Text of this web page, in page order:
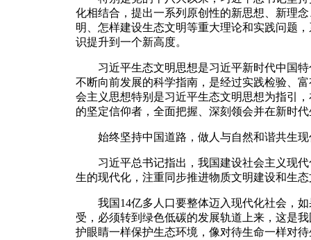
化相结合，提出一系列原创性的新思想、新理
明、怎样建设生态文明等重大理论和实践问题
识提升到一个新高度。
习近平生态文明思想是习近平新时代中国特
不断向前发展的科学指南，是经过实践检验、
会主义思想特别是习近平生态文明思想为指引
的坚定信仰者，全面把握、深刻领会并在新时
始终坚持中国道路，做人与自然和谐共生现
习近平总书记指出，我国建设社会主义现代
生的现代化，注重同步推进物质文明建设和生
我国14亿多人口要整体迈入现代化社会，如
受，必须转到绿色低碳的发展轨道上来，这是
护眼睛一样保护生态环境，像对待生命一样对